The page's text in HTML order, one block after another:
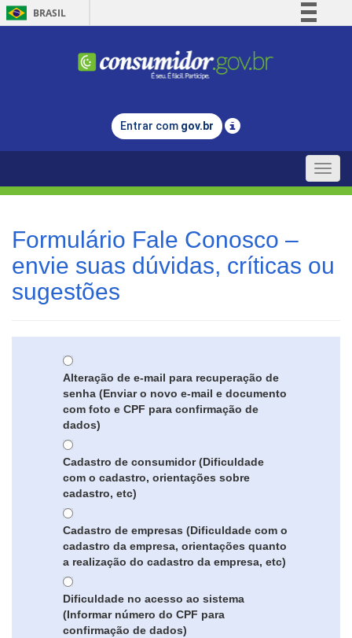
BRASIL
Comunica BR
Legislação
Entrar com gov.br
Toggle
Formulário Fale Conosco –
envie suas dúvidas, críticas ou
sugestões
Alteração de e-mail para recuperação de
senha (Enviar o novo e-mail e documento
com foto e CPF para confirmação de
dados)
Cadastro de consumidor (Dificuldade
com o cadastro, orientações sobre
cadastro, etc)
Cadastro de empresas (Dificuldade com o
cadastro da empresa, orientações quanto
a realização do cadastro da empresa, etc)
Dificuldade no acesso ao sistema
(Informar número do CPF para
confirmação de dados)